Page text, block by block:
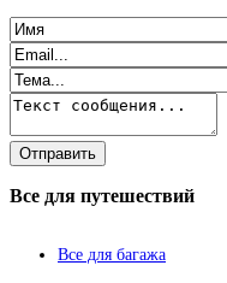
Все для путешествий
Все для багажа